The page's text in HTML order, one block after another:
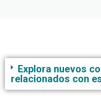
Explora nuevos
relacionados con